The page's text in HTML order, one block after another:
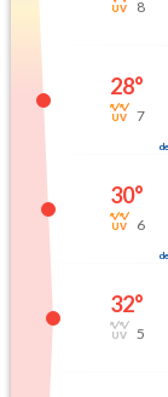
8
28°
7
30°
6
32°
5